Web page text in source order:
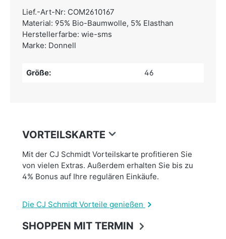
Lief.-Art-Nr: COM2610167
Material: 95% Bio-Baumwolle, 5% Elasthan
Herstellerfarbe: wie-sms
Marke: Donnell
Größe: 46
VORTEILSKARTE
Mit der CJ Schmidt Vorteilskarte profitieren Sie
von vielen Extras. Außerdem erhalten Sie bis zu
4% Bonus auf Ihre regulären Einkäufe.
Die CJ Schmidt Vorteile genießen
SHOPPEN MIT TERMIN